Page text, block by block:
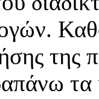
της
τα